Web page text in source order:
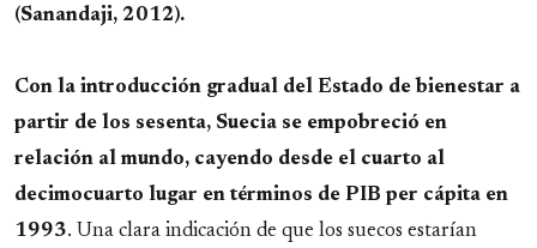
(Sanandaji, 2012).
Con la introducción gradual del Estado de bienestar a
partir de los sesenta, Suecia se empobreció en
relación al mundo, cayendo desde el cuarto al
decimocuarto lugar en términos de PIB per cápita en
1993. Una clara indicación de que los suecos estarían